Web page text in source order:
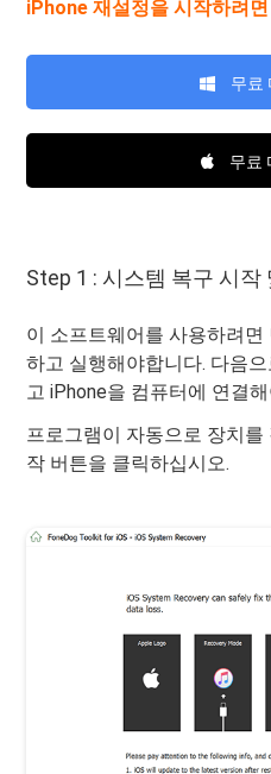
iPhone 재설정을 시작하려
무료
무료
Step 1 : 시스템 복구 시작
이 소프트웨어를 사용하려면
하고 실행해야합니다. 다음
고 iPhone을 컴퓨터에 연결
프로그램이 자동으로 장치를
작 버튼을 클릭하십시오.